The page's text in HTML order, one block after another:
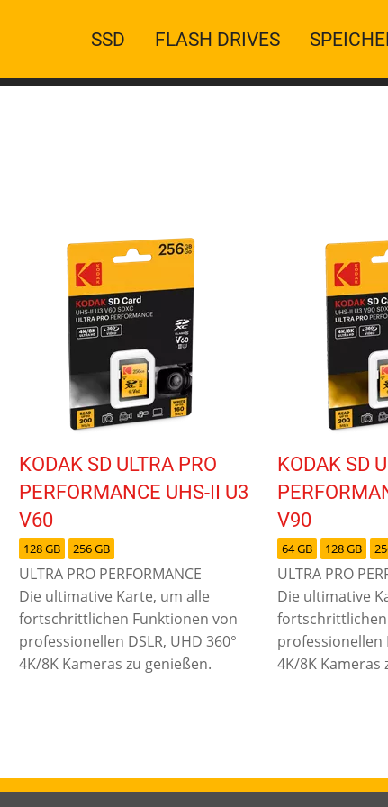
Main
navigation
SSD FLASH DRIVES
KODAK SD ULTRA PRO
PERFORMANCE UHS-II U3
V60
128 GB 256 GB
ULTRA PRO PERFORMANCE
Die ultimative Karte, um alle
fortschrittlichen Funktionen von
professionellen DSLR, UHD 360°
4K/8K Kameras zu genießen.
KODAK SD
V90
64 GB 128 GB
ULTRA PRO
Die ultimative
professionellen
4K/8K Kameras